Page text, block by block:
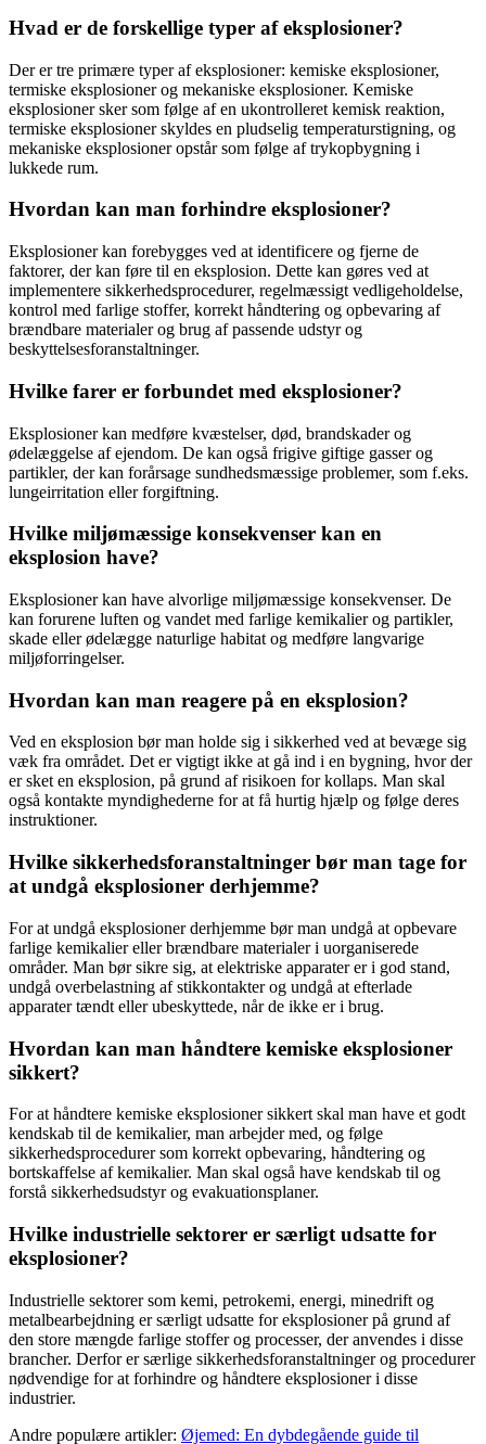
Hvad er de forskellige typer af eksplosioner?
Der er tre primære typer af eksplosioner: kemiske eksplosioner,
termiske eksplosioner og mekaniske eksplosioner. Kemiske
eksplosioner sker som følge af en ukontrolleret kemisk reaktion,
termiske eksplosioner skyldes en pludselig temperaturstigning, og
mekaniske eksplosioner opstår som følge af trykopbygning i
lukkede rum.
Hvordan kan man forhindre eksplosioner?
Eksplosioner kan forebygges ved at identificere og fjerne de
faktorer, der kan føre til en eksplosion. Dette kan gøres ved at
implementere sikkerhedsprocedurer, regelmæssigt vedligeholdelse,
kontrol med farlige stoffer, korrekt håndtering og opbevaring af
brændbare materialer og brug af passende udstyr og
beskyttelsesforanstaltninger.
Hvilke farer er forbundet med eksplosioner?
Eksplosioner kan medføre kvæstelser, død, brandskader og
ødelæggelse af ejendom. De kan også frigive giftige gasser og
partikler, der kan forårsage sundhedsmæssige problemer, som f.eks.
lungeirritation eller forgiftning.
Hvilke miljømæssige konsekvenser kan en
eksplosion have?
Eksplosioner kan have alvorlige miljømæssige konsekvenser. De
kan forurene luften og vandet med farlige kemikalier og partikler,
skade eller ødelægge naturlige habitat og medføre langvarige
miljøforringelser.
Hvordan kan man reagere på en eksplosion?
Ved en eksplosion bør man holde sig i sikkerhed ved at bevæge sig
væk fra området. Det er vigtigt ikke at gå ind i en bygning, hvor der
er sket en eksplosion, på grund af risikoen for kollaps. Man skal
også kontakte myndighederne for at få hurtig hjælp og følge deres
instruktioner.
Hvilke sikkerhedsforanstaltninger bør man tage for
at undgå eksplosioner derhjemme?
For at undgå eksplosioner derhjemme bør man undgå at opbevare
farlige kemikalier eller brændbare materialer i uorganiserede
områder. Man bør sikre sig, at elektriske apparater er i god stand,
undgå overbelastning af stikkontakter og undgå at efterlade
apparater tændt eller ubeskyttede, når de ikke er i brug.
Hvordan kan man håndtere kemiske eksplosioner
sikkert?
For at håndtere kemiske eksplosioner sikkert skal man have et godt
kendskab til de kemikalier, man arbejder med, og følge
sikkerhedsprocedurer som korrekt opbevaring, håndtering og
bortskaffelse af kemikalier. Man skal også have kendskab til og
forstå sikkerhedsudstyr og evakuationsplaner.
Hvilke industrielle sektorer er særligt udsatte for
eksplosioner?
Industrielle sektorer som kemi, petrokemi, energi, minedrift og
metalbearbejdning er særligt udsatte for eksplosioner på grund af
den store mængde farlige stoffer og processer, der anvendes i disse
brancher. Derfor er særlige sikkerhedsforanstaltninger og procedurer
nødvendige for at forhindre og håndtere eksplosioner i disse
industrier.
Andre populære artikler: Øjemed: En dybdegående guide til